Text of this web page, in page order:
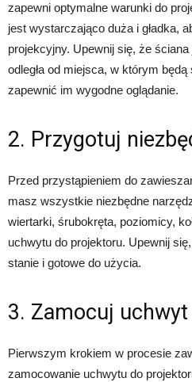
zapewni optymalne warunki do
jest wystarczająco duża i gładka,
projekcyjny. Upewnij się, że
odległa od miejsca, w którym
zapewnić im wygodne oglądanie.
2. Przygotuj
Przed przystąpieniem do
masz wszystkie niezbędne
wiertarki, śrubokręta, poziomicy,
uchwytu do projektoru. Upewnij
stanie i gotowe do użycia.
3. Zamocuj
Pierwszym krokiem w procesie
zamocowanie uchwytu do